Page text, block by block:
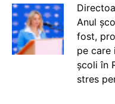
Anul
fost,
pe care
școli în
stres